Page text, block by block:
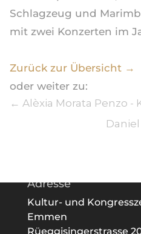
Schlagzeug und
mit zwei Konzerten im
Zurück zur Übersicht →
oder weiter zu:
← Alèxia Morata Penzo -
Adresse
Kultur- und
Emmen
Rüeggisingerstrasse